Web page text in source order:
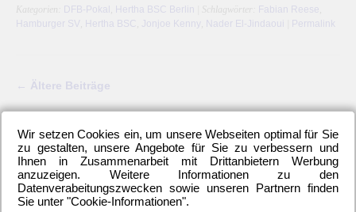
Kategorien: DFB-Pokal Hertha BSC Berlin | Schlagwörter: Fabian Reese
Hamburger SV Hertha BSC Jonjoe Kenny Nader El-Jindaoui Permalink
← Ältere Beiträge
LETZTE HERTHA-ARTIKEL
Einwechselspieler Marten Winkler erlöst Berliner
Neuzugang Josip Brekalo mit Doppelpack
Wir setzen Cookies ein, um unsere Webseiten optimal für Sie
zu gestalten, unsere Angebote für Sie zu verbessern und
Ihnen in Zusammenarbeit mit Drittanbietern Werbung
anzuzeigen. Weitere Informationen zu den
Datenverabeitungszwecken sowie unseren Partnern finden
Sie unter "Cookie-Informationen".